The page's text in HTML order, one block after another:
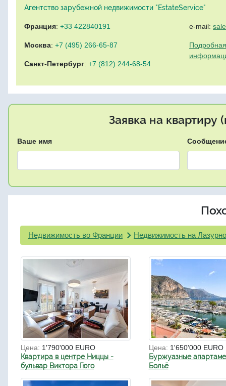
Агентство зарубежной недвижимости "EstateService"
Франция: +33 422840191
Москва: +7 (495) 266-65-87
Санкт-Петербург: +7 (812) 244-68-54
e-mail:
Заявка на квартиру
Ваше имя
Недвижимость во Франции Недвижимость на
Цена: 1'790'000 EURO
Квартира в центре Ниццы -
бульвар Виктора Гюго
Цена: 1'650'000 EURO
Буржуазные
Больё